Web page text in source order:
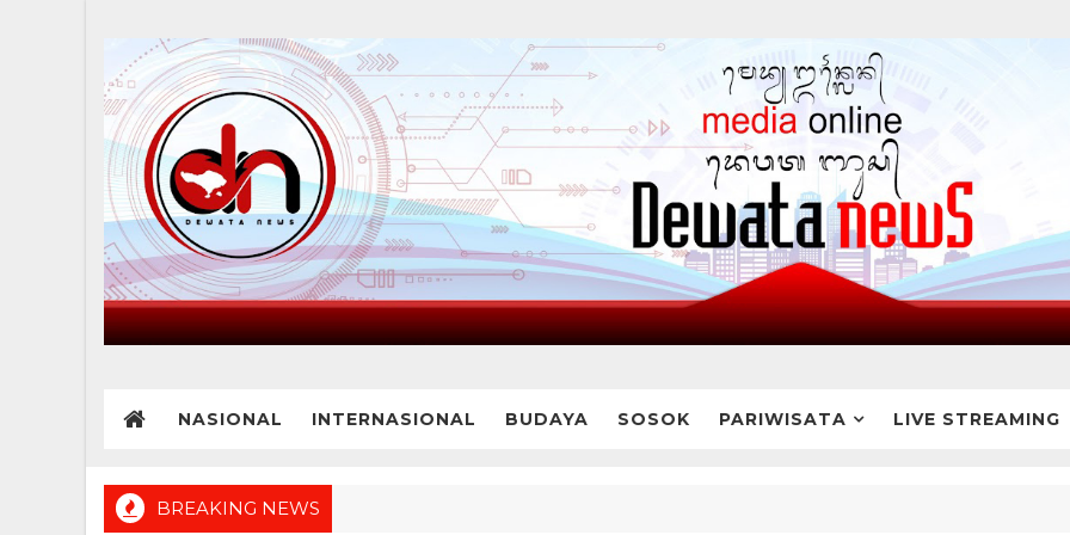
NASIONAL INTERNASIONAL BUDAYA SOSOK PARIWISATA LIVE STREAMING
BREAKING NEWS